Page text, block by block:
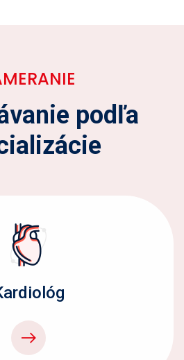
podľa